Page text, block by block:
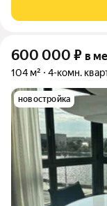
постирочная, много
600 000 ₽ в
104 м² 4-комн.
новостройка